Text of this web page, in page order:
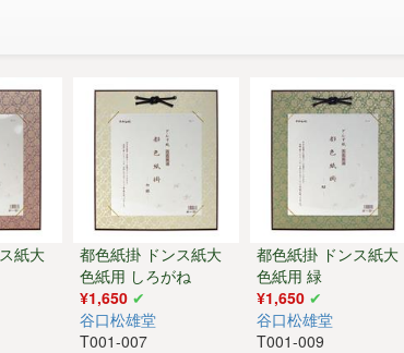
紙大
都色紙掛 ドンス紙大
色紙用 しろがね
¥1,650
谷口松雄堂
T001-007
都色紙掛 ドンス紙大
色紙用 緑
¥1,650
谷口松雄堂
T001-009